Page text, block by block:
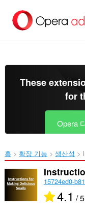
건
These
for
Opera
홈 확장 기능 생산성
15724ed0-
4.1 / 5